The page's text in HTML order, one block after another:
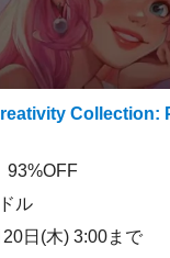
Collection:
93%OFF
ル
日(木) 3:00まで